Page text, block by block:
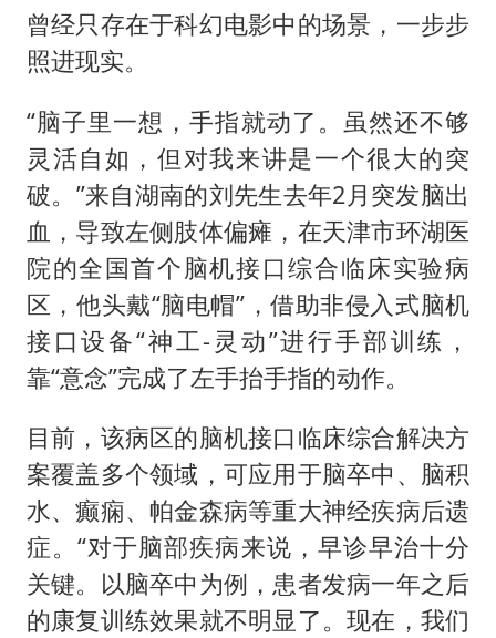
曾经只存在于科幻电影中的场景，一步步
照进现实。
“脑子里一想，手指就动了。虽然还不够
灵活自如，但对我来讲是一个很大的突
破。”来自湖南的刘先生去年2月突发脑出
血，导致左侧肢体偏瘫，在天津市环湖医
院的全国首个脑机接口综合临床实验病
区，他头戴“脑电帽”，借助非侵入式脑机
接口设备“神工-灵动”进行手部训练，
靠“意念”完成了左手抬手指的动作。
目前，该病区的脑机接口临床综合解决方
案覆盖多个领域，可应用于脑卒中、脑积
水、癫痫、帕金森病等重大神经疾病后遗
症。“对于脑部疾病来说，早诊早治十分
关键。以脑卒中为例，患者发病一年之后
的康复训练效果就不明显了。现在，我们